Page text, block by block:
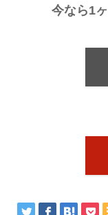
今なら1